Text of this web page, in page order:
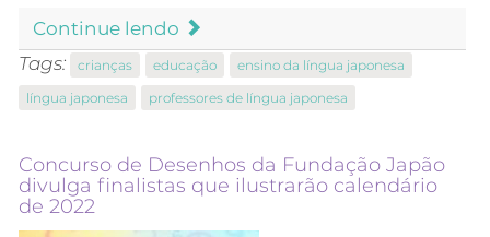
Continue lendo
Tags:
crianças educação
ensino da língua japonesa
língua japonesa
professores de língua japonesa
Concurso de Desenhos da Fundação Japão
divulga finalistas que ilustrarão calendário
de 2022